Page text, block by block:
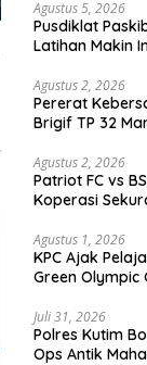
Agustus 5, 2026
Pusdiklat
Latihan Makin
Agustus 2, 2026
Pererat
Brigif TP 32
Agustus 2, 2026
Patriot FC vs
Koperasi
Agustus 1, 2026
KPC Ajak
Green Olympic
Juli 31, 2026
Polres Kutim
Ops Antik